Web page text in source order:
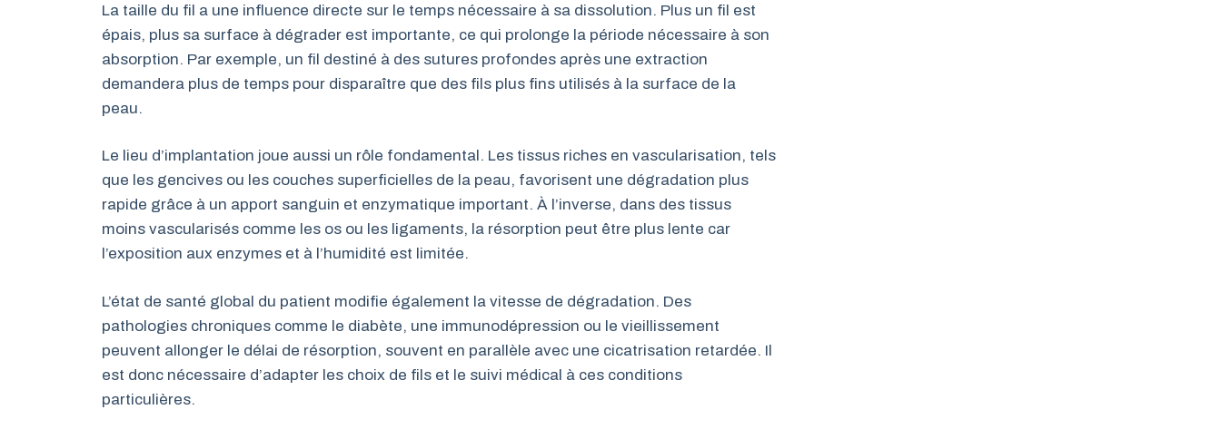
La taille du fil a une influence directe sur le temps nécessaire à sa dissolution. Plus un fil est
épais, plus sa surface à dégrader est importante, ce qui prolonge la période nécessaire à son
absorption. Par exemple, un fil destiné à des sutures profondes après une extraction
demandera plus de temps pour disparaître que des fils plus fins utilisés à la surface de la
peau.
Le lieu d’implantation joue aussi un rôle fondamental. Les tissus riches en vascularisation, tels
que les gencives ou les couches superficielles de la peau, favorisent une dégradation plus
rapide grâce à un apport sanguin et enzymatique important. À l’inverse, dans des tissus
moins vascularisés comme les os ou les ligaments, la résorption peut être plus lente car
l’exposition aux enzymes et à l’humidité est limitée.
L’état de santé global du patient modifie également la vitesse de dégradation. Des
pathologies chroniques comme le diabète, une immunodépression ou le vieillissement
peuvent allonger le délai de résorption, souvent en parallèle avec une cicatrisation retardée. Il
est donc nécessaire d’adapter les choix de fils et le suivi médical à ces conditions
particulières.